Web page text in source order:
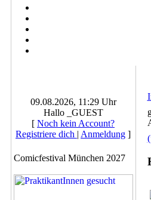
09.08.2026, 11:29 Uhr
Hallo _GUEST
[ Noch kein Account?
Registriere dich | Anmeldung ]
Comicfestival München 2027